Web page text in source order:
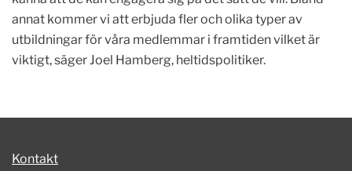
annat kommer vi att erbjuda fler och olika typer av
utbildningar för våra medlemmar i framtiden vilket är
viktigt, säger Joel Hamberg, heltidspolitiker.
Kontakt